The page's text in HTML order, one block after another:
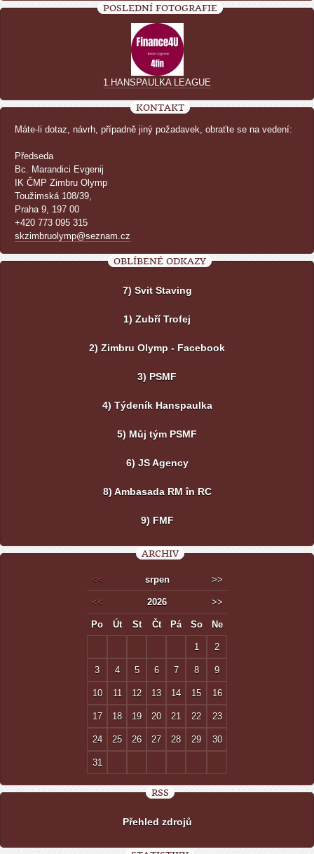
POSLEDNÍ FOTOGRAFIE
1.HANSPAULKA LEAGUE
KONTAKT
Máte-li dotaz, návrh, případně jiný požadavek, obraťte se na vedení:
Předseda
Bc. Marandici Evgenij
IK ČMP Zimbru Olymp
Toužimská 108/39,
Praha 9, 197 00
+420 773 095 315
skzimbruolymp@seznam.cz
OBLÍBENÉ ODKAZY
7) Svit Staving
1) Zubří Trofej
2) Zimbru Olymp - Facebook
3) PSMF
4) Týdeník Hanspaulka
5) Můj tým PSMF
6) JS Agency
8) Ambasada RM în RC
9) FMF
ARCHIV
<< srpen >>
<< 2026 >>
Po Út St Čt Pá So Ne
1 2
3 4 5 6 7 8 9
10 11 12 13 14 15 16
17 18 19 20 21 22 23
24 25 26 27 28 29 30
31
RSS
Přehled zdrojů